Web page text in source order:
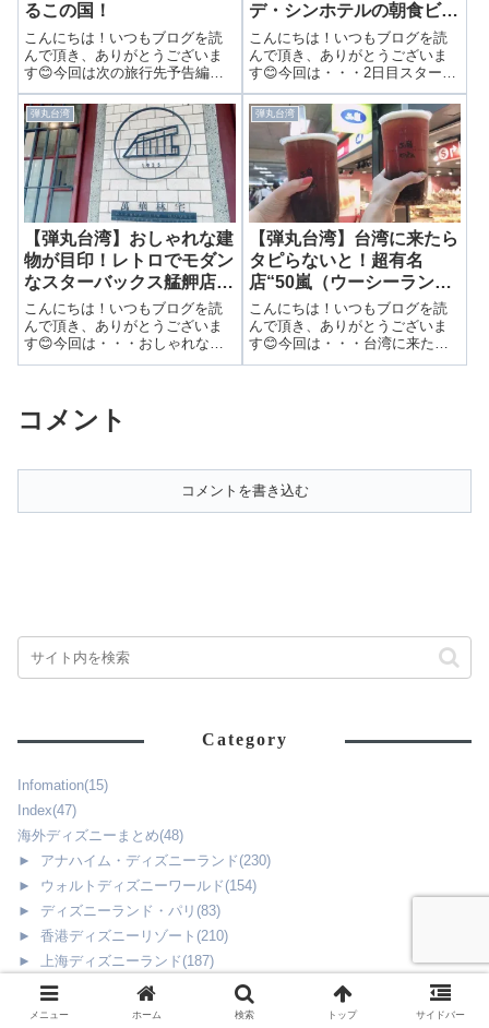
るこの国！
こんにちは！いつもブログを読
んで頂き、ありがとうございま
す😊今回は次の旅行先予告編で
す！🎉＜＜予告＞＞女子旅必
見！次の旅行記は弾丸旅行でき
るこの国！7月から続いたアナハ
イムのレポートが終わりまし
た！ハワイ・アナハイムと順調
にディズニーリゾー...
デ・シンホテルの朝食ビュ
ッフェ！
こんにちは！いつもブログを読
んで頂き、ありがとうございま
す😊今回は・・・2日目スター
ト！朝はゆっくりパレ・デ・シ
ンホテルの朝食ビュッフェ！前
回は1日目のディナーで食べた小
籠包をご紹介しました🙆💕▶ 台
湾と言ったら小籠包！超有名
店“鼎泰豐（デ...
弾丸台湾
【弾丸台湾】おしゃれな建
物が目印！レトロでモダン
なスターバックス艋舺店で
一休み
こんにちは！いつもブログを読
んで頂き、ありがとうございま
す😊今回は・・・おしゃれな建
物が目印！レトロでモダンなス
（ロンシャンスー）」へ行って
きました。 ▶ 街の真ん中に現れ
弾丸台湾
【弾丸台湾】台湾に来たら
タピらないと！超有名
店“50嵐（ウーシーラン）
のタピオカで至福のひとと
き！
こんにちは！いつもブログを読
んで頂き、ありがとうございま
す😊今回は・・・台湾に来たら
タピらないと！超有名店“50嵐
コメント
コメントを書き込む
Category
Infomation(15)
Index(47)
海外ディズニーまとめ(48)
►
アナハイム・ディズニーランド (230)
►
ウォルトディズニーワールド (154)
►
ディズニーランド・パリ (83)
►
香港ディズニーリゾート (210)
►
上海ディズニーランド (187)
アウラニ・ディズニー
ディズニークルーズライン (186)
メニュー ホーム 検索 トップ サイドバー